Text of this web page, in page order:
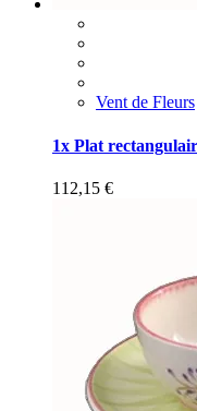
Vent de Fleurs
1x Plat
112,15 €